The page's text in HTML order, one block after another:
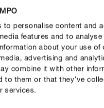
to personalise content and
features and to
about your use of
advertising and
combine it with other
to them or that they’ve
services.